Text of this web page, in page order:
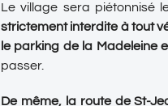
Le village sera piétonnisé
strictement interdite à tout
le parking de la Madeleine
passer.
De même, la route de St-